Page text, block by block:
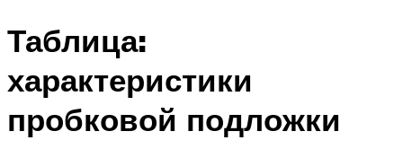
Таблица:
характеристики
пробковой подложки